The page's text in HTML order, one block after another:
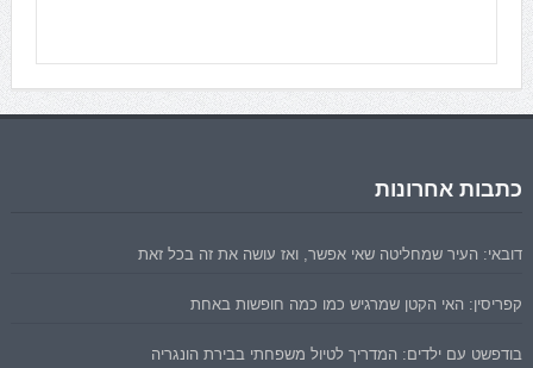
כתבות אחרונות
דובאי: העיר שמחליטה שאי אפשר, ואז עושה את זה בכל זאת
קפריסין: האי הקטן שמרגיש כמו כמה חופשות באחת
בודפשט עם ילדים: המדריך לטיול משפחתי בבירת הונגריה